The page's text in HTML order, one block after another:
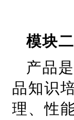
模块
产品
品知识
理、性